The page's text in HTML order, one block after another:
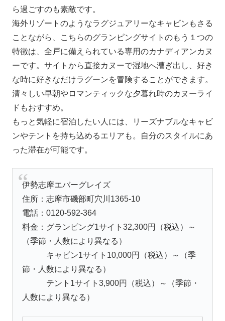
ら過ごすのも素敵です。
海外リゾートのようなラグジュアリーなキャビンもさる
ことながら、こちらのグランピングサイトのもう１つの
特徴は、全戸に備えられている専用のカナディアンカヌ
ーです。サイトから直接カヌーで湿地へ漕ぎ出し、好き
な時に好きなだけラグーンを冒険することができます。
清々しい早朝やロマンティックな夕暮れ時のカヌーライ
ドもおすすめ。
もっと気軽に宿泊したい人には、リーズナブルなキャビ
ンやテントを持ち込めるエリアも。自分のスタイルにあ
った滞在が可能です。
伊勢志摩エバーグレイズ
住所：志摩市磯部町穴川1365-10
電話：0120-592-364
料金：グランピング1サイト32,300円（税込）～
（季節・人数により異なる）
キャビン1サイト10,000円（税込）～（季
節・人数により異なる）
テント1サイト3,900円（税込）～（季節・
人数により異なる）